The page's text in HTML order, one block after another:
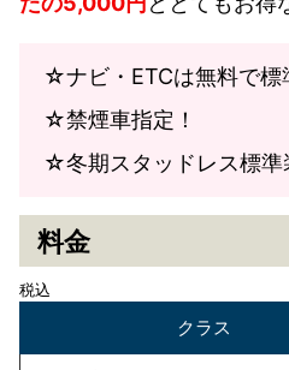
☆ナビ・ETCは無料で標
☆禁煙車指定！
☆冬期スタッドレス標準
料金
税込
クラス